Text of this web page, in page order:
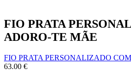
FIO PRATA
ADORO-TE MÃE
FIO PRATA PERSONALIZADO
63.00 €